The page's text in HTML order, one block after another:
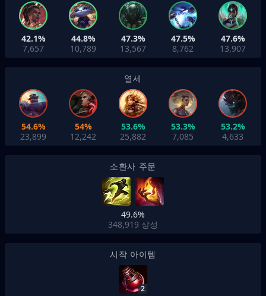
42.1%
7,657
44.8%
10,789
47.3%
13,567
47.5%
8,762
47.6%
13,907
열세
54.6%
23,899
54%
12,242
53.6%
25,882
53.3%
7,085
53.2%
4,633
소환사 주문
49.6%
348,919 상성
시작 아이템
2